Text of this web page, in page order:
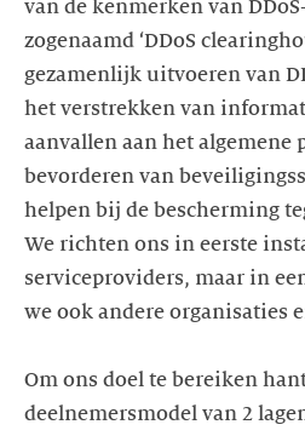
van de kenmerken van
zogenaamd ‘DDoS
gezamenlijk uitvoeren van
het verstrekken van
aanvallen aan het algemene
bevorderen van
helpen bij de bescherming
We richten ons in eerste
serviceproviders, maar in
we ook andere organisaties
Om ons doel te bereiken
deelnemersmodel van 2